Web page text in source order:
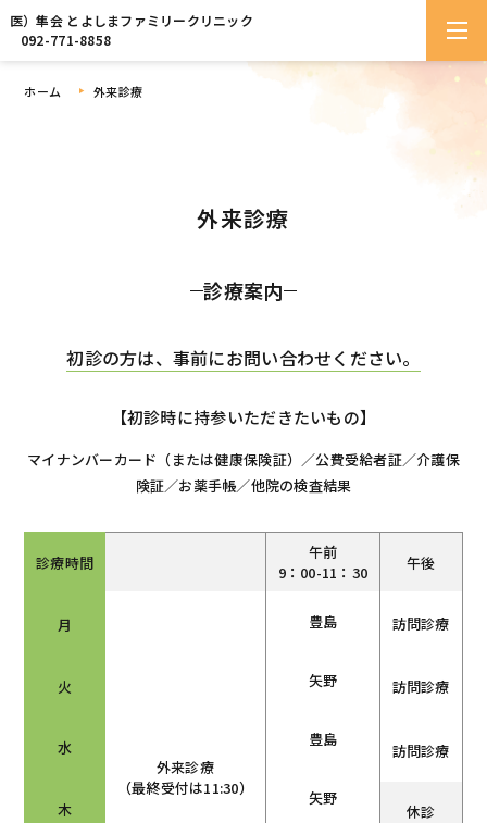
医）隼会 とよしまファミリークリニック
092-771-8858
ホーム 外来診療
外来診療
診療案内
初診の方は、事前にお問い合わせください。
【初診時に持参いただきたいもの】
マイナンバーカード（または健康保険証）／公費受給者証／介護保
険証／お薬手帳／他院の検査結果
診療時間
月
火
水
木
外来診療
（最終受付は11:30）
午前
9：00-11：30
豊島
矢野
豊島
矢野
午後
訪問診療
訪問診療
訪問診療
休診